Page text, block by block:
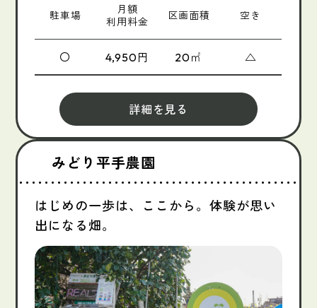
駐車場
月額
利用料金
区画面積 空き
〇 4,950円 20㎡ △
詳細を見る
みどり平手農園
はじめの一歩は、ここから。体験が思い
出になる畑。